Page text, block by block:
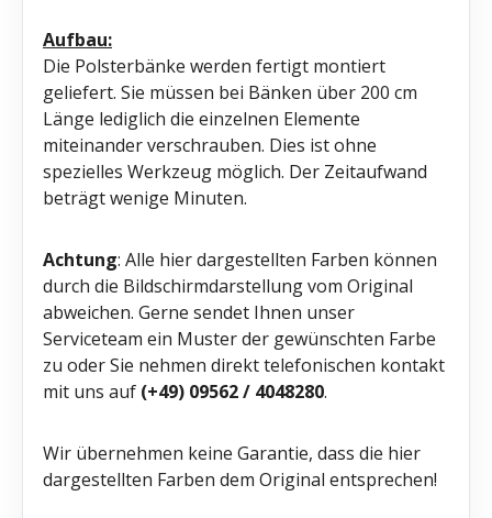
Aufbau:
Die Polsterbänke werden fertigt montiert
geliefert. Sie müssen bei Bänken über 200 cm
Länge lediglich die einzelnen Elemente
miteinander verschrauben. Dies ist ohne
spezielles Werkzeug möglich. Der Zeitaufwand
beträgt wenige Minuten.
Achtung: Alle hier dargestellten Farben können
durch die Bildschirmdarstellung vom Original
abweichen. Gerne sendet Ihnen unser
Serviceteam ein Muster der gewünschten Farbe
zu oder Sie nehmen direkt telefonischen kontakt
mit uns auf (+49) 09562 / 4048280.
Wir übernehmen keine Garantie, dass die hier
dargestellten Farben dem Original entsprechen!